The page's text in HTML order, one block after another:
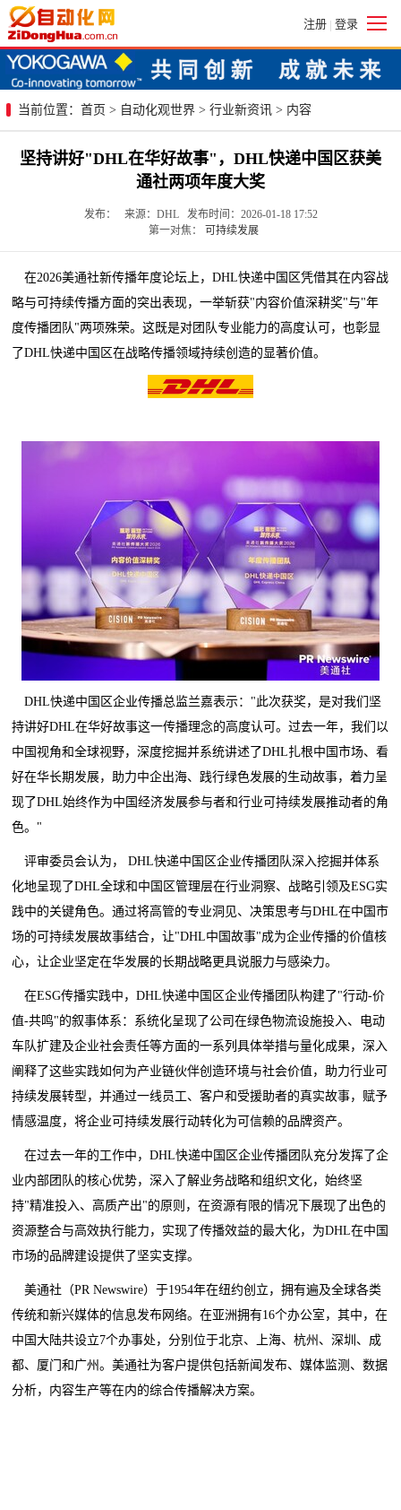
注册 | 登录
当前位置： 首页 > 自动化观世界 > 行业新资讯 > 内容
坚持讲好"DHL在华好故事"，DHL快递中国区获美
通社两项年度大奖
发布： 来源：DHL 发布时间：2026-01-18 17:52
第一对焦： 可持续发展
在2026美通社新传播年度论坛上，DHL快递中国区凭借其在内容战
略与可持续传播方面的突出表现，一举斩获"内容价值深耕奖"与"年
度传播团队"两项殊荣。这既是对团队专业能力的高度认可，也彰显
了DHL快递中国区在战略传播领域持续创造的显著价值。
DHL快递中国区企业传播总监兰嘉表示："此次获奖，是对我们坚
持讲好DHL在华好故事这一传播理念的高度认可。过去一年，我们以
中国视角和全球视野，深度挖掘并系统讲述了DHL扎根中国市场、看
好在华长期发展，助力中企出海、践行绿色发展的生动故事，着力呈
现了DHL始终作为中国经济发展参与者和行业可持续发展推动者的角
色。"
评审委员会认为， DHL快递中国区企业传播团队深入挖掘并体系
化地呈现了DHL全球和中国区管理层在行业洞察、战略引领及ESG实
践中的关键角色。通过将高管的专业洞见、决策思考与DHL在中国市
场的可持续发展故事结合，让"DHL中国故事"成为企业传播的价值核
心，让企业坚定在华发展的长期战略更具说服力与感染力。
在ESG传播实践中，DHL快递中国区企业传播团队构建了"行动-价
值-共鸣"的叙事体系：系统化呈现了公司在绿色物流设施投入、电动
车队扩建及企业社会责任等方面的一系列具体举措与量化成果，深入
阐释了这些实践如何为产业链伙伴创造环境与社会价值，助力行业可
持续发展转型，并通过一线员工、客户和受援助者的真实故事，赋予
情感温度，将企业可持续发展行动转化为可信赖的品牌资产。
在过去一年的工作中，DHL快递中国区企业传播团队充分发挥了企
业内部团队的核心优势，深入了解业务战略和组织文化，始终坚
持"精准投入、高质产出"的原则，在资源有限的情况下展现了出色的
资源整合与高效执行能力，实现了传播效益的最大化，为DHL在中国
市场的品牌建设提供了坚实支撑。
美通社（PR Newswire）于1954年在纽约创立，拥有遍及全球各类
传统和新兴媒体的信息发布网络。在亚洲拥有16个办公室，其中，在
中国大陆共设立7个办事处，分别位于北京、上海、杭州、深圳、成
都、厦门和广州。美通社为客户提供包括新闻发布、媒体监测、数据
分析，内容生产等在内的综合传播解决方案。